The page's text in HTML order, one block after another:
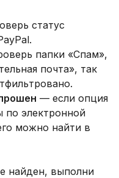
статус
папки «Спам»,
почта», так
— если опция
по электронной
можно найти в
найден, выполни